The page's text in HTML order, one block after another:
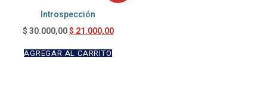
Introspección
$ 30.000,00 $ 21.000,00
AGREGAR AL CARRITO